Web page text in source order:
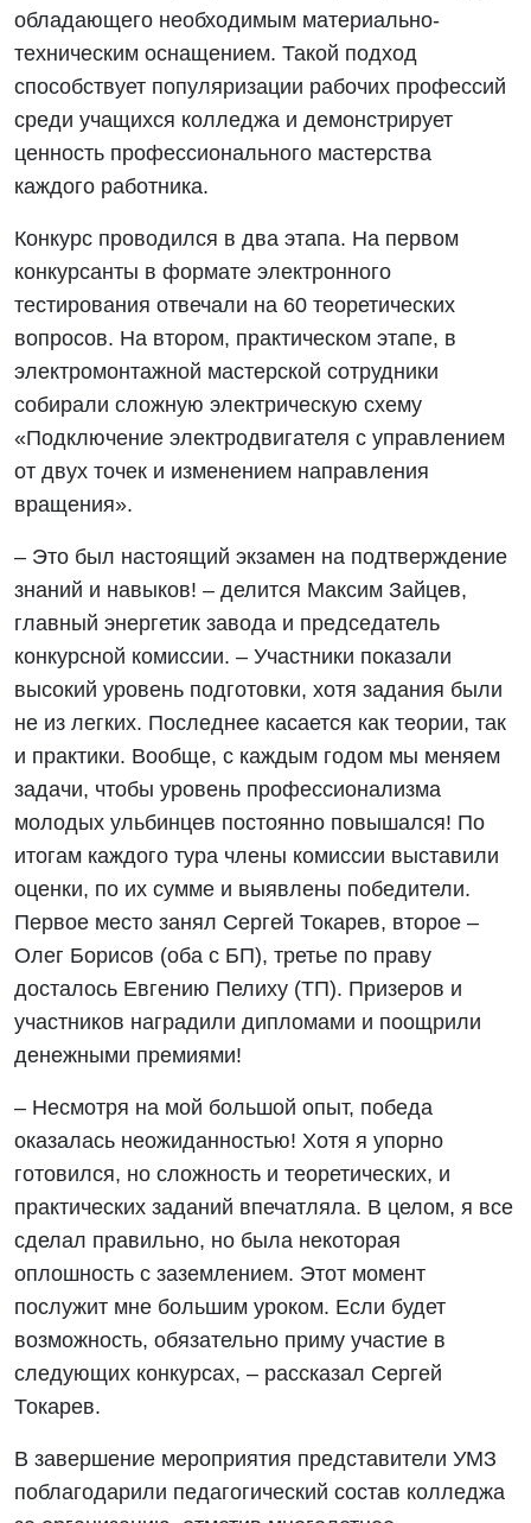
обладающего необходимым материально-
техническим оснащением. Такой подход
способствует популяризации рабочих профессий
среди учащихся колледжа и демонстрирует
ценность профессионального мастерства
каждого работника.
Конкурс проводился в два этапа. На первом
конкурсанты в формате электронного
тестирования отвечали на 60 теоретических
вопросов. На втором, практическом этапе, в
электромонтажной мастерской сотрудники
собирали сложную электрическую схему
«Подключение электродвигателя с управлением
от двух точек и изменением направления
вращения».
– Это был настоящий экзамен на подтверждение
знаний и навыков! – делится Максим Зайцев,
главный энергетик завода и председатель
конкурсной комиссии. – Участники показали
высокий уровень подготовки, хотя задания были
не из легких. Последнее касается как теории, так
и практики. Вообще, с каждым годом мы меняем
задачи, чтобы уровень профессионализма
молодых ульбинцев постоянно повышался! По
итогам каждого тура члены комиссии выставили
оценки, по их сумме и выявлены победители.
Первое место занял Сергей Токарев, второе –
Олег Борисов (оба с БП), третье по праву
досталось Евгению Пелиху (ТП). Призеров и
участников наградили дипломами и поощрили
денежными премиями!
– Несмотря на мой большой опыт, победа
оказалась неожиданностью! Хотя я упорно
готовился, но сложность и теоретических, и
практических заданий впечатляла. В целом, я все
сделал правильно, но была некоторая
оплошность с заземлением. Этот момент
послужит мне большим уроком. Если будет
возможность, обязательно приму участие в
следующих конкурсах, – рассказал Сергей
Токарев.
В завершение мероприятия представители УМЗ
поблагодарили педагогический состав колледжа